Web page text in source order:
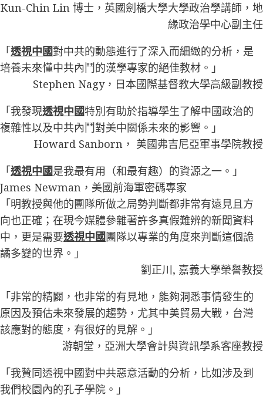
Kun-Chin Lin 博士，英國劍橋大學大學政治學講師，地
緣政治學中心副主任
「透視中國對中共的動態進行了深入而細緻的分析，是
培養未來懂中共內鬥的漢學專家的絕佳教材。」
Stephen Nagy，日本國際基督教大學高級副教授
「我發現透視中國特別有助於指導學生了解中國政治的
複雜性以及中共內鬥對美中關係未來的影響。」
Howard Sanborn， 美國弗吉尼亞軍事學院教授
「透視中國是我最有用（和最有趣）的資源之一。」
James Newman，美國前海軍密碼專家
「明教授與他的團隊所做之局勢判斷都非常有遠見且方
向也正確；在現今媒體參雜著許多真假難辨的新聞資料
中，更是需要透視中國團隊以專業的角度來判斷這個詭
譎多變的世界。」
劉正川, 嘉義大學榮譽教授
「非常的精闢，也非常的有見地，能夠洞悉事情發生的
原因及預估未來發展的趨勢，尤其中美貿易大戰，台灣
該應對的態度，有很好的見解。」
游朝堂，亞洲大學會計與資訊學系客座教授
「我贊同透視中國對中共惡意活動的分析，比如涉及到
我們校園內的孔子學院。」